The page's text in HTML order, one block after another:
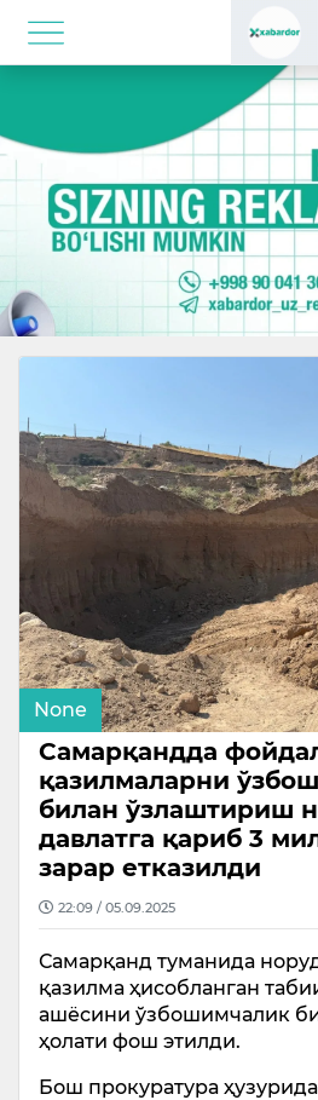
None
Самарқандда
қазилмаларни
билан ўзлаштириш
давлатга қариб 3
зарар етказилди
22:09 / 05.09.2025
Самарқанд туманида
қазилма ҳисобланган
ашёсини ўзбошимчалик
ҳолати фош этилди.
Бош прокуратура